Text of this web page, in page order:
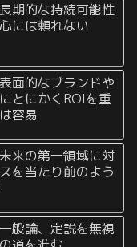
期的な持続可能性
には頼れない
面的なブランドや
とにかくROIを重
容易
来の第一領域に対
を当たり前のよう
般論、定説を無視